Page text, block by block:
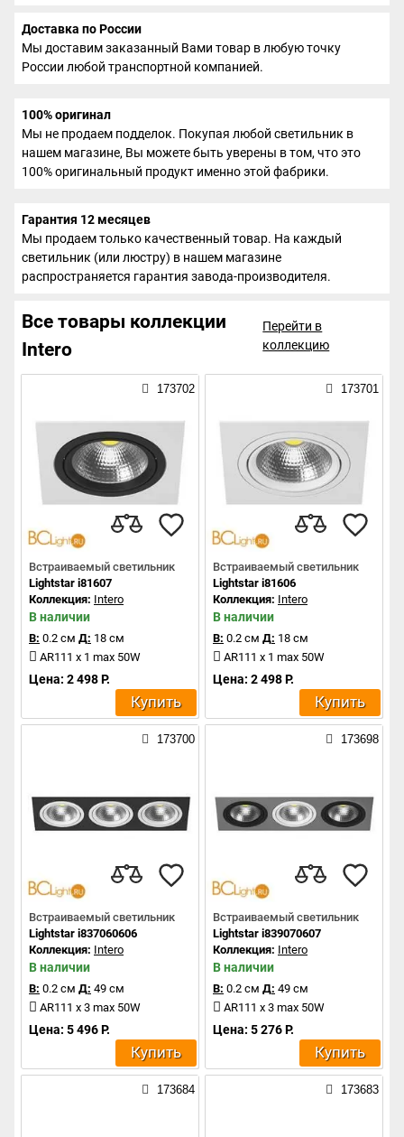
Доставка по России
Мы доставим заказанный Вами товар в любую точку
России любой транспортной компанией.
100% оригинал
Мы не продаем подделок. Покупая любой светильник в
нашем магазине, Вы можете быть уверены в том, что это
100% оригинальный продукт именно этой фабрики.
Гарантия 12 месяцев
Мы продаем только качественный товар. На каждый
светильник (или люстру) в нашем магазине
распространяется гарантия завода-производителя.
Все товары коллекции
Intero
Перейти в
коллекцию
173702
Встраиваемый светильник
Lightstar i81607
Коллекция: Intero
В наличии
В: 0.2 см Д: 18 см
AR111 x 1 max 50W
Цена: 2 498 Р.
Купить
173701
Встраиваемый светильник
Lightstar i81606
Коллекция: Intero
В наличии
В: 0.2 см Д: 18 см
AR111 x 1 max 50W
Цена: 2 498 Р.
Купить
173700
Встраиваемый светильник
Lightstar i837060606
Коллекция: Intero
В наличии
В: 0.2 см Д: 49 см
AR111 x 3 max 50W
Цена: 5 496 Р.
Купить
173698
Встраиваемый светильник
Lightstar i839070607
Коллекция: Intero
В наличии
В: 0.2 см Д: 49 см
AR111 x 3 max 50W
Цена: 5 276 Р.
Купить
173684 173683